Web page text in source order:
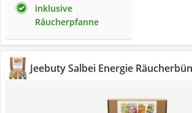
inklusive
Räucherpfanne
Jeebuty Salbei Energie